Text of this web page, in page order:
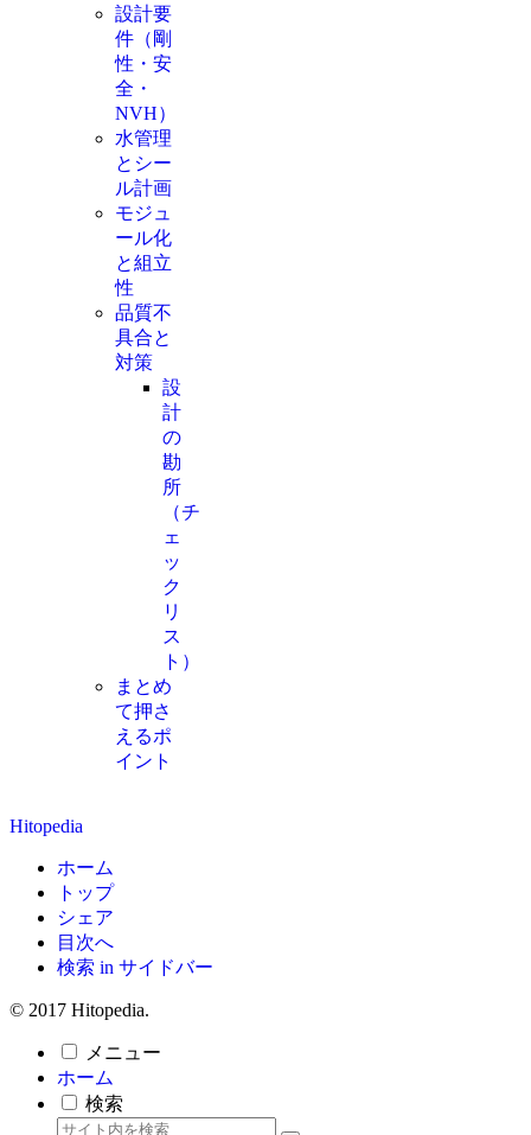
設計要
件（剛
性・安
全・
NVH）
水管理
とシー
ル計画
モジュ
ール化
と組立
性
品質不
具合と
対策
設
計
の
勘
所
（チ
ェ
ッ
ク
リ
ス
ト）
まとめ
て押さ
えるポ
イント
Hitopedia
ホーム
トップ
シェア
目次へ
検索 in サイドバー
© 2017 Hitopedia.
メニュー
ホーム
検索